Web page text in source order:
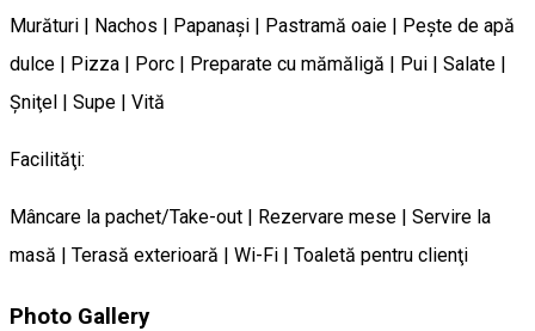
Murături | Nachos | Papanaşi | Pastramă oaie | Peşte de apă
dulce | Pizza | Porc | Preparate cu mămăligă | Pui | Salate |
Şniţel | Supe | Vită
Facilităţi:
Mâncare la pachet/Take-out | Rezervare mese | Servire la
masă | Terasă exterioară | Wi-Fi | Toaletă pentru clienţi
Photo Gallery